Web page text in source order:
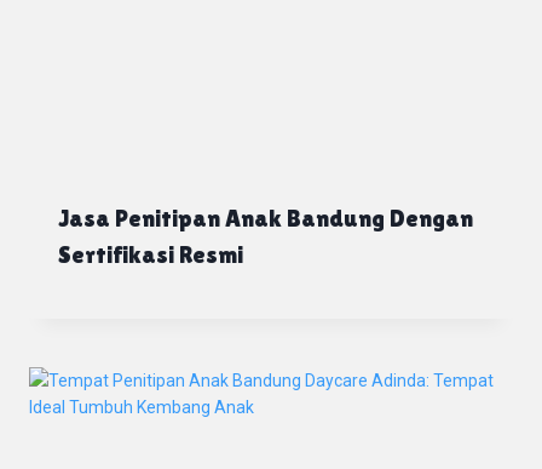
Jasa Penitipan Anak Bandung Dengan
Sertifikasi Resmi